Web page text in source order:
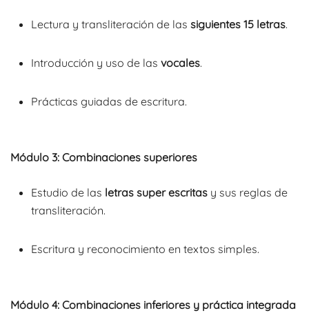
Lectura y transliteración de las siguientes 15 letras.
Introducción y uso de las vocales.
Prácticas guiadas de escritura.
Módulo 3: Combinaciones superiores
Estudio de las letras super escritas y sus reglas de
transliteración.
Escritura y reconocimiento en textos simples.
Módulo 4: Combinaciones inferiores y práctica integrada